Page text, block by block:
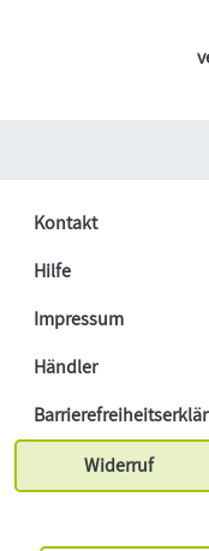
Kontakt
Hilfe
Impressum
Händler
Widerruf